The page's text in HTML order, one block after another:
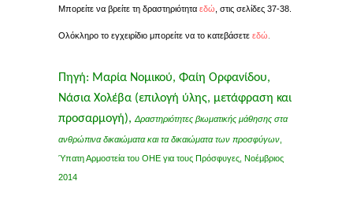
Μπορείτε να βρείτε τη δραστηριότητα εδώ , στις σελίδες 37-38.
Ολόκληρο το εγχειρίδιο μπορείτε να το κατεβάσετε εδώ
Πηγή: Μαρία Νομικού, Φαίη Ορφανίδου,
Νάσια Χολέβα (επιλογή ύλης, μετάφραση και
προσαρμογή),Δραστηριότητες βιωματικής μάθησης στα
ανθρώπινα δικαιώματα και τα δικαιώματα των προσφύγων
Ύπατη Αρμοστεία του ΟΗΕ για τους Πρόσφυγες, Νοέμβριος
2014